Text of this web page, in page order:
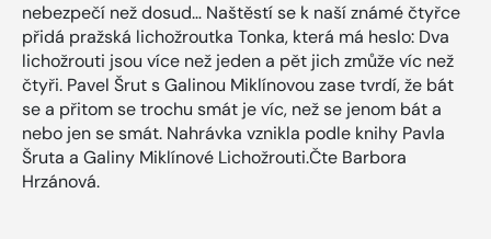
nebezpečí než dosud… Naštěstí se k naší známé čtyřce
přidá pražská lichožroutka Tonka, která má heslo: Dva
lichožrouti jsou více než jeden a pět jich zmůže víc než
čtyři. Pavel Šrut s Galinou Miklínovou zase tvrdí, že bát
se a přitom se trochu smát je víc, než se jenom bát a
nebo jen se smát. Nahrávka vznikla podle knihy Pavla
Šruta a Galiny Miklínové Lichožrouti.Čte Barbora
Hrzánová.